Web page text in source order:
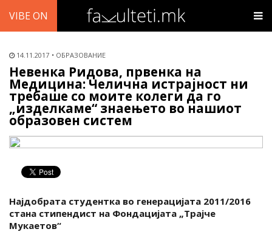
VIBE ON
14.11.2017 ОБРАЗОВАНИЕ
Невенка Ридова, првенка на
Медицинa: Челична истрајност ни
требаше со моите колеги да го
„изделкаме“ знаењето во нашиот
образовен систем
Најдобрата студентка во генерацијата 2011/2016
стана стипендист на Фондацијата „Трајче
Мукаетов“